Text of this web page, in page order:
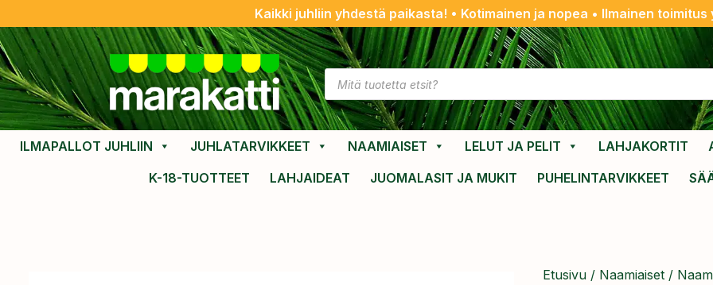
Kaikki juhliin yhdestä paikasta! • Kotimainen ja nopea • Ilmainen
ILMAPALLOT JUHLIIN JUHLATARVIKKEET NAAMIAISET LELUT JA PELIT LAHJAKORTIT
K-18-TUOTTEET
LAHJAIDEAT JUOMALASIT JA MUKIT PUHELINTARVIKKEET
Etusivu / Naamiaiset /